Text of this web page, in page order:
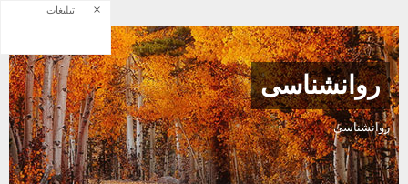
روانشناسی
روانشناسی
تبلیغات ×